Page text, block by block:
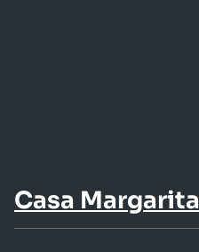
Casa Margarita